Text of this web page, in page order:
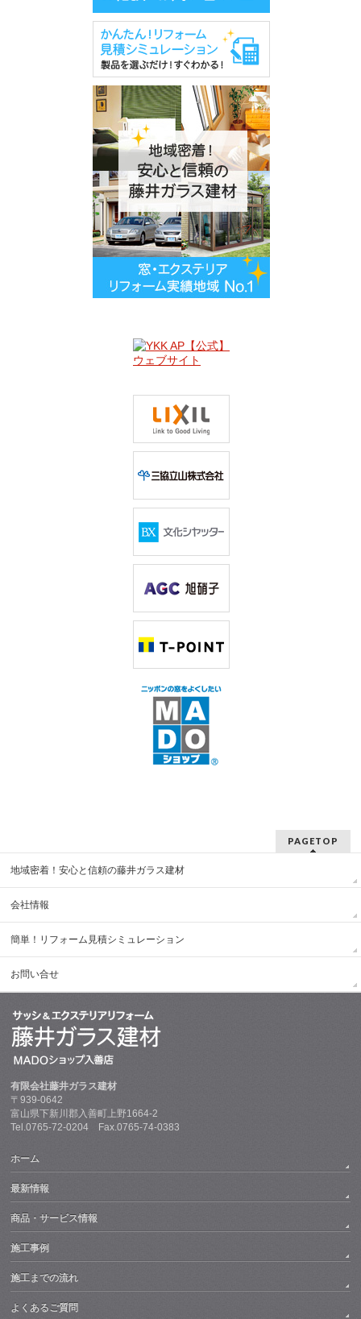
PAGETOP
地域密着！安心と信頼の藤井ガラス建材
会社情報
簡単！リフォーム見積シミュレーション
お問い合せ
有限会社藤井ガラス建材
〒939-0642
富山県下新川郡入善町上野1664-2
Tel.0765-72-0204 Fax.0765-74-0383
ホーム
最新情報
商品・サービス情報
施工事例
施工までの流れ
よくあるご質問